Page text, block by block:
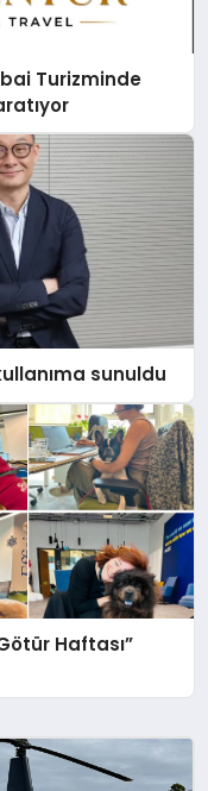
Turizminde
sunuldu
Haftası”